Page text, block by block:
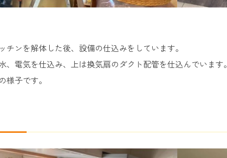
チンを解体した後、設備の仕込みをしています。
、電気を仕込み、上は換気扇のダクト配管を仕込んでいます。
様子です。